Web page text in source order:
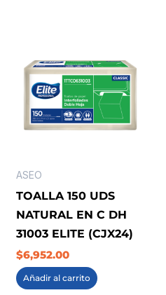
ASEO
TOALLA 150 UDS
NATURAL EN C DH
31003 ELITE (CJX24)
$6,952.00
Añadir al carrito